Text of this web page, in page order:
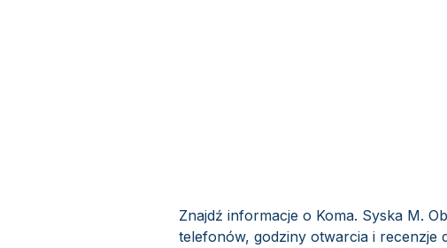
Znajdź informacje o Koma. Syska M.
telefonów, godziny otwarcia i recenzje